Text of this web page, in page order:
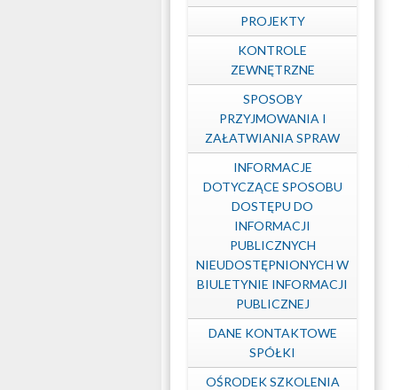
Aglomeracyjna
PROJEKTY
KONTROLE
ZEWNĘTRZNE
SPOSOBY
PRZYJMOWANIA I
ZAŁATWIANIA SPRAW
INFORMACJE
DOTYCZĄCE SPOSOBU
DOSTĘPU DO
INFORMACJI
PUBLICZNYCH
NIEUDOSTĘPNIONYCH W
BIULETYNIE INFORMACJI
PUBLICZNEJ
DANE KONTAKTOWE
SPÓŁKI
OŚRODEK SZKOLENIA